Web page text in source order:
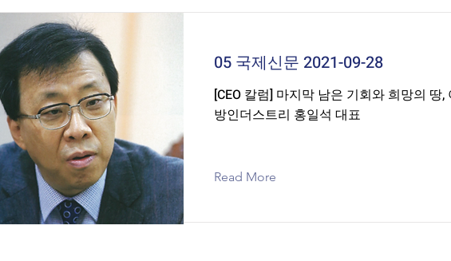
05 국제신문 2021-09-28
[CEO 칼럼] 마지막 남은 기회와 희망의 땅,
방인더스트리 홍일석 대표
Read More